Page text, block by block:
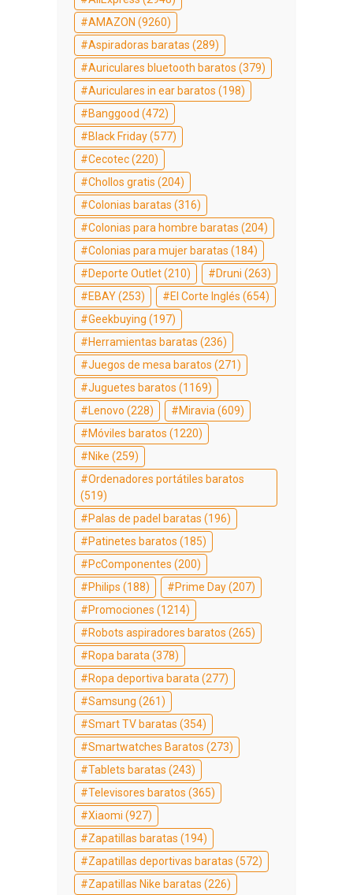
AMAZON (9260)
Aspiradoras baratas (289)
Auriculares bluetooth baratos (379)
Auriculares in ear baratos (198)
Banggood (472)
Black Friday(577)
Cecotec(220)
Chollos gratis (204)
Colonias baratas (316)
Colonias para hombre baratas (204)
Colonias para mujer baratas (184)
Deporte Outlet(210) Druni (263)
EBAY(253) El Corte Inglés (654)
Geekbuying (197)
Herramientas baratas (236)
Juegos de mesa baratos (271)
Juguetes baratos (1169)
Lenovo (228) Miravia (609)
Móviles baratos (1220)
Nike (259)
Ordenadores portátiles baratos
(519)
Palas de padel baratas (196)
Patinetes baratos (185)
PcComponentes (200)
Philips (188) Prime Day(207)
Promociones (1214)
Robots aspiradores baratos (265)
Ropa barata (378)
Ropa deportiva barata (277)
Samsung (261)
Smart TV baratas (354)
Smartwatches Baratos (273)
Tablets baratas (243)
Televisores baratos (365)
Xiaomi (927)
Zapatillas baratas (194)
Zapatillas deportivas baratas (572)
Zapatillas Nike baratas (226)